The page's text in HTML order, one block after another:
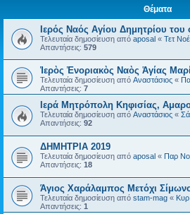
Θέματα
Ιερός Ναός Αγίου Δημητρίου
Τελευταία δημοσίευση από aposal « Τετ
Απαντήσεις: 579
Ἱερὸς Ἐνοριακὸς Ναὸς Ἁγίας
Τελευταία δημοσίευση από Αναστάσιος «
Απαντήσεις: 7
Ιερά Μητρόπολη Κηφισίας,
Τελευταία δημοσίευση από Αναστάσιος «
Απαντήσεις: 92
ΔΗΜΗΤΡΙΑ 2019
Τελευταία δημοσίευση από aposal « Παρ
Απαντήσεις: 18
Άγιος Χαράλαμπος Μετόχι
Τελευταία δημοσίευση από stam-mag «
Απαντήσεις: 1